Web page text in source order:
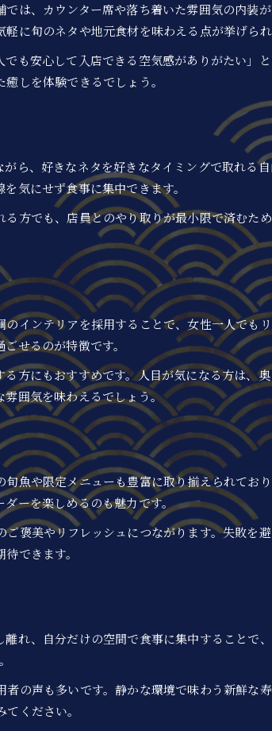
ント
夫
ス
介
ク
法
感
る方法
は、カウンター席や落ち着いた雰囲気の内装
に旬のネタや地元食材を味わえる点が挙げられ
も安心して入店できる空気感がありがたい」
しを体験できるでしょう。
ら、好きなネタを好きなタイミングで取れる
気にせず食事に集中できます。
方でも、店員とのやり取りが最小限で済むた
インテリアを採用することで、女性一人でも
せるのが特徴です。
方にもおすすめです。人目が気になる方は、
雰囲気を味わえるでしょう。
魚や限定メニューも豊富に取り揃えられてお
ーを楽しめるのも魅力です。
褒美やリフレッシュにつながります。失敗を避
できます。
れ、自分だけの空間で食事に集中することで
の声も多いです。静かな環境で味わう新鮮な
ください。